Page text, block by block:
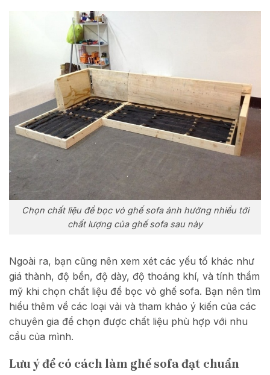
Chọn chất liệu để bọc vỏ ghế sofa ảnh hưởng nhiều tới
chất lượng của ghế sofa sau này
Ngoài ra, bạn cũng nên xem xét các yếu tố khác như
giá thành, độ bền, độ dày, độ thoáng khí, và tính thẩm
mỹ khi chọn chất liệu để bọc vỏ ghế sofa. Bạn nên tìm
hiểu thêm về các loại vải và tham khảo ý kiến của các
chuyên gia để chọn được chất liệu phù hợp với nhu
cầu của mình.
Lưu ý để có cách làm ghế sofa đạt chuẩn